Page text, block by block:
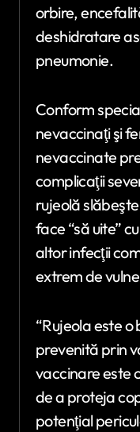
orbire,
deshidratare
pneumonie.
Conform
nevaccinaţi şi
nevaccinate
complicaţii
rujeolă
face “să uite”
altor infecţii
extrem de
“Rujeola este
prevenită prin
vaccinare este
de a proteja
potenţial